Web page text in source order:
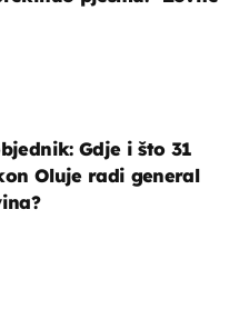
Gdje i što 31
Oluje radi general